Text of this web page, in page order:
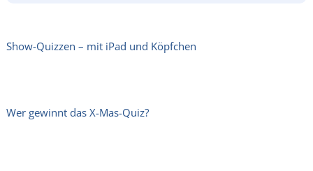
Show-Quizzen – mit iPad und Köpfchen
Wer gewinnt das X-Mas-Quiz?